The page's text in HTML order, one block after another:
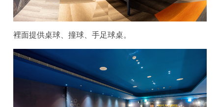
裡面提供桌球、撞球、手足球桌。